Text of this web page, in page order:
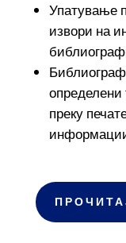
Упатување
извори на
преку